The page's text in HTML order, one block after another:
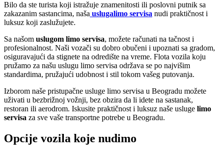
Bilo da ste turista koji istražuje znamenitosti ili poslovni putnik sa
zakazanim sastancima, naša uslugalimo servisa nudi praktičnost i
luksuz koji zaslužujete.
Sa našom uslugom limo servisa, možete računati na tačnost i
profesionalnost. Naši vozači su dobro obučeni i upoznati sa gradom,
osiguravajući da stignete na odredište na vreme. Flota vozila koju
pružamo za našu uslugu limo servisa održava se po najvišim
standardima, pružajući udobnost i stil tokom vašeg putovanja.
Izborom naše pristupačne usluge limo servisa u Beogradu možete
uživati u bezbrižnoj vožnji, bez obzira da li idete na sastanak,
restoran ili aerodrom. Iskusite praktičnost i luksuz naše usluge limo
servisa za sve vaše transportne potrebe u Beogradu.
Opcije vozila koje nudimo